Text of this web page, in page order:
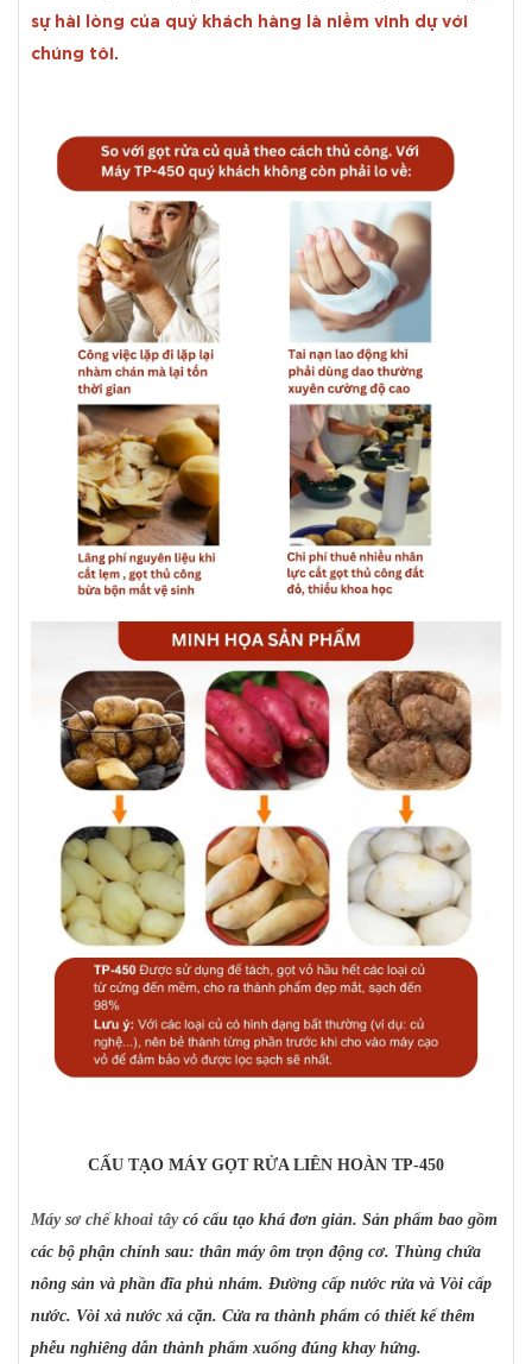
sự hài lòng của quý khách hàng là niềm vinh dự với
chúng tôi .
CẤU TẠO MÁY GỌT RỬA LIÊN HOÀN TP-450
Máy sơ chế khoai tâycó cấu tạo khá đơn giản. Sản phẩm bao gồm
các bộ phận chính sau: thân máy ôm trọn động cơ. Thùng chứa
nông sản và phần đĩa phủ nhám. Đường cấp nước rửa và Vòi cấp
nước. Vòi xả nước xả cặn. Cửa ra thành phẩm có thiết kế thêm
phễu nghiêng dẫn thành phẩm xuống đúng khay hứng.